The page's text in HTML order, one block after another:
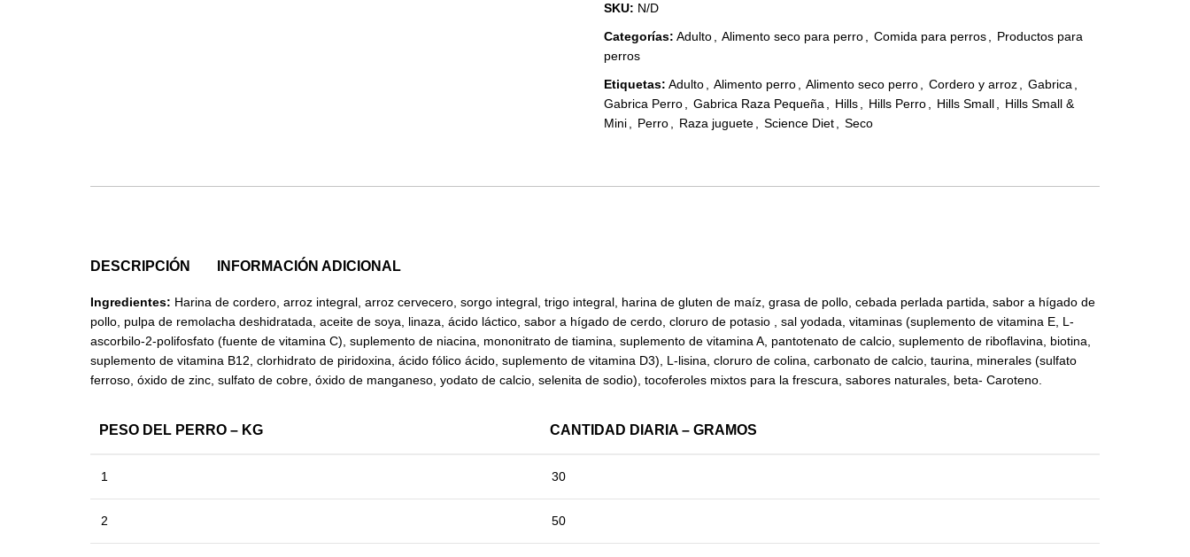
SKU: N/D
Categorías: Adulto Alimento seco para perro Comida para perros
Productos para
perros
Etiquetas: Adulto Alimento perro Alimento seco perro Cordero y arroz Gabrica
Gabrica Perro
Gabrica Raza Pequeña Hills Hills Perro Hills Small
Hills Small &
Mini
Perro Raza juguete Science Diet Seco
DESCRIPCIÓN INFORMACIÓN ADICIONAL
Ingredientes: Harina de cordero, arroz integral, arroz cervecero, sorgo integral, trigo integral, harina de gluten de maíz, grasa de pollo, cebada perlada partida, sabor a hígado de
pollo, pulpa de remolacha deshidratada, aceite de soya, linaza, ácido láctico, sabor a hígado de cerdo, cloruro de potasio , sal yodada, vitaminas (suplemento de vitamina E, L-
ascorbilo-2-polifosfato (fuente de vitamina C), suplemento de niacina, mononitrato de tiamina, suplemento de vitamina A, pantotenato de calcio, suplemento de riboflavina, biotina,
suplemento de vitamina B12, clorhidrato de piridoxina, ácido fólico ácido, suplemento de vitamina D3), L-lisina, cloruro de colina, carbonato de calcio, taurina, minerales (sulfato
ferroso, óxido de zinc, sulfato de cobre, óxido de manganeso, yodato de calcio, selenita de sodio), tocoferoles mixtos para la frescura, sabores naturales, beta- Caroteno.
PESO DEL PERRO – KG CANTIDAD DIARIA – GRAMOS
1 30
2 50